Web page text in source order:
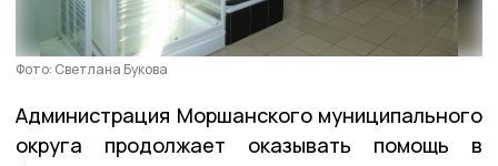
Фото: Светлана Букова
Администрация Моршанского муниципального
округа продолжает оказывать помощь в